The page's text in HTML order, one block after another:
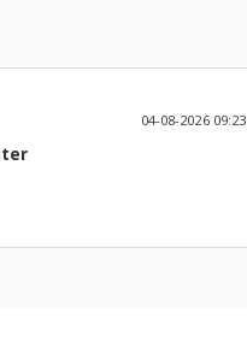
03-08-2026 08:12
levering!...